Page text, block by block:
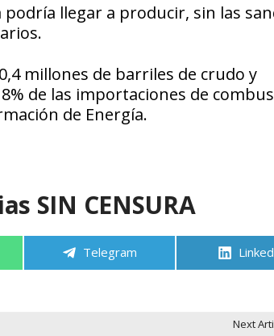
llegar a producir, sin las
millones de barriles de crudo y
de las importaciones de
de Energía.
SIN CENSURA
Compartir
Telegram
Next